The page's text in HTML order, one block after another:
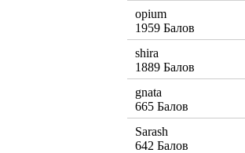
opium
1959 Балов
shira
1889 Балов
gnata
665 Балов
Sarash
642 Балов